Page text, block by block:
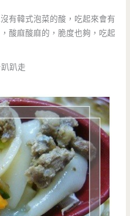
有韓式泡菜的酸，吃起來會有
酸麻酸麻的，脆度也夠，吃起